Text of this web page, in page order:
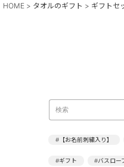
HOME タオルのギフト ギフトセ
#【お名前刺繍入り】
#ギフト #バスロー